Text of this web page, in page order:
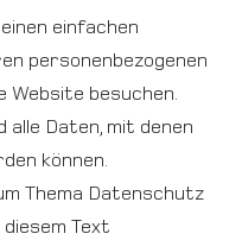
einfachen
personenbezogenen
Website besuchen.
alle Daten, mit denen
können.
Thema Datenschutz
Text